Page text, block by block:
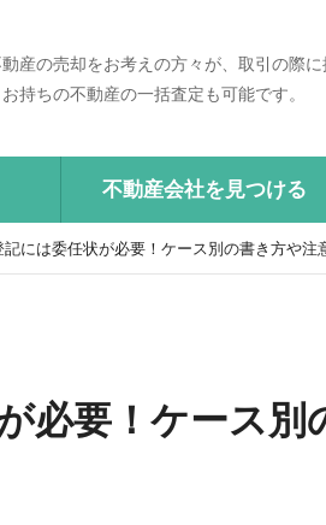
産の売却をお考えの方々が、取引の際
持ちの不動産の一括査定も可能です。
不動産会社を見つける
には委任状が必要！ケース別の書き方や注
必要！ケース別